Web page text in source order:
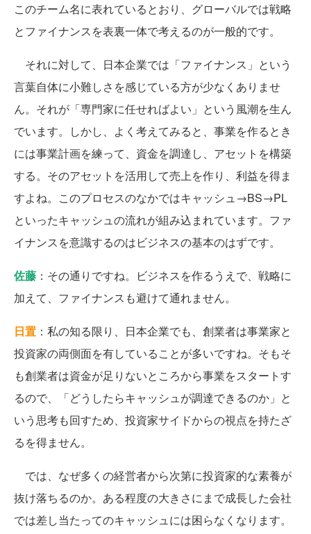
このチーム名に表れているとおり、グローバルでは戦略
とファイナンスを表裏一体で考えるのが一般的です。
それに対して、日本企業では「ファイナンス」という
言葉自体に小難しさを感じている方が少なくありませ
ん。それが「専門家に任せればよい」という風潮を生ん
でいます。しかし、よく考えてみると、事業を作るとき
には事業計画を練って、資金を調達し、アセットを構築
する。そのアセットを活用して売上を作り、利益を得ま
すよね。このプロセスのなかではキャッシュ→BS→PL
といったキャッシュの流れが組み込まれています。ファ
イナンスを意識するのはビジネスの基本のはずです。
佐藤 ：その通りですね。ビジネスを作るうえで、戦略に
加えて、ファイナンスも避けて通れません。
日置 ：私の知る限り、日本企業でも、創業者は事業家と
投資家の両側面を有していることが多いですね。そもそ
も創業者は資金が足りないところから事業をスタートす
るので、「どうしたらキャッシュが調達できるのか」と
いう思考も回すため、投資家サイドからの視点を持たざ
るを得ません。
では、なぜ多くの経営者から次第に投資家的な素養が
抜け落ちるのか。ある程度の大きさにまで成長した会社
では差し当たってのキャッシュには困らなくなります。